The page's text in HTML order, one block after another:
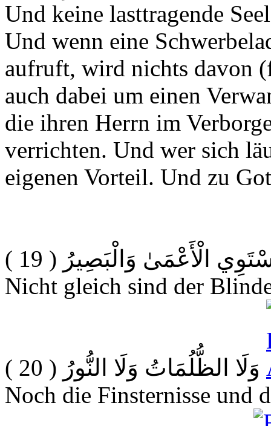
Und keine lasttragende
Und wenn eine
aufruft, wird nichts davon
auch dabei um einen
die ihren Herrn im
verrichten. Und wer sich
eigenen Vorteil. Und zu
الْأَعْمَىٰ وَالْبَصِيرُ ( 19 )
Nicht gleich sind der
وَلَا الظُّلُمَاتُ وَلَا النُّورُ ( 20 )
Noch die Finsternisse und